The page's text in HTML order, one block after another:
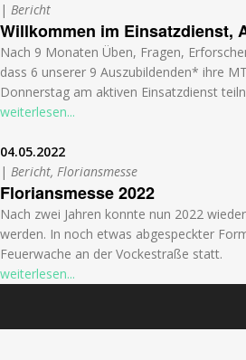
| Bericht
Willkommen im Einsatzdienst,
Nach 9 Monaten Üben, Fragen,
dass 6 unserer 9 Auszubildenden* ihre
Donnerstag am aktiven Einsatzdienst
weiterlesen...
04.05.2022
| Bericht, Floriansmesse
Floriansmesse 2022
Nach zwei Jahren konnte nun 2022
werden. In noch etwas abgespeckter
Feuerwache an der Vockestraße statt.
weiterlesen...